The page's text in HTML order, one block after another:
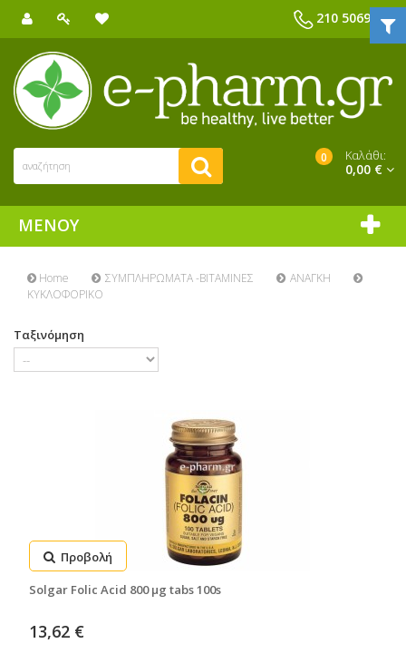
210 5069039
0 Καλάθι:
0,00 €
ΜΕΝΟΎ
Home ΣΥΜΠΛΗΡΩΜΑΤΑ -ΒΙΤΑΜΙΝΕΣ
ΑΝΑΓΚΗ
ΚΥΚΛΟΦΟΡΙΚΟ
Ταξινόμηση
Προβολή
Solgar Folic Acid 800 μg tabs 100s
13,62 €